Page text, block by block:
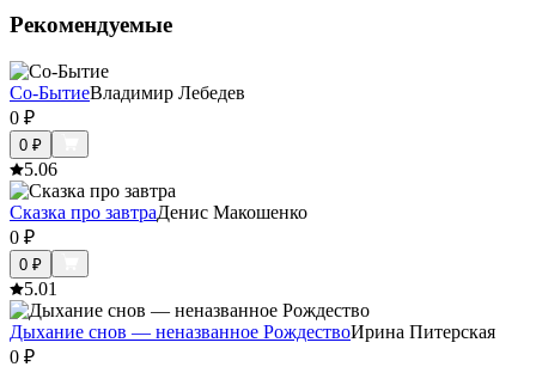
Рекомендуемые
Со-БытиеВладимир Лебедев
0 ₽
0 ₽
5.06
Сказка про завтраДенис Макошенко
0 ₽
0 ₽
5.01
Дыхание снов — неназванное РождествоИрина Питерская
0 ₽